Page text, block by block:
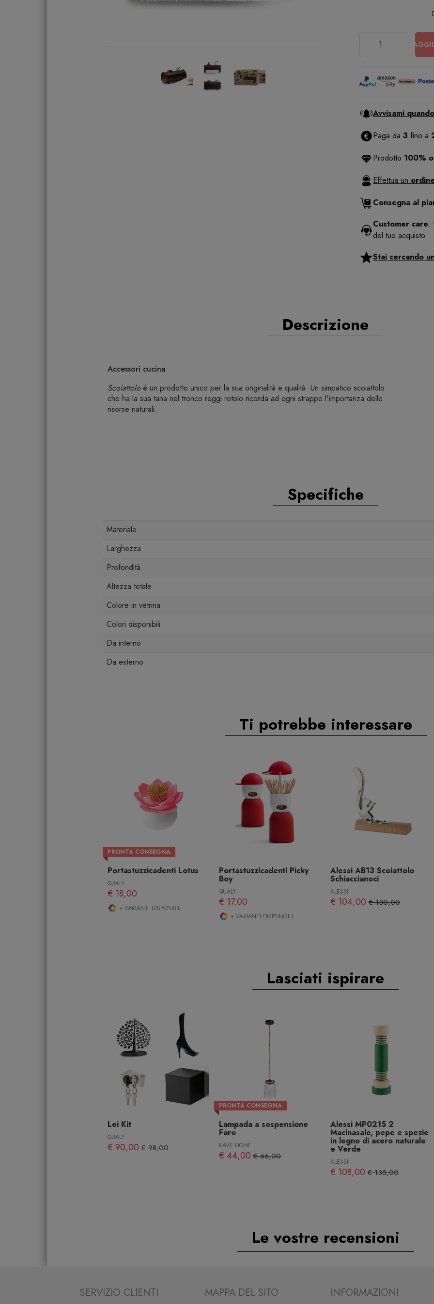
Avvisami
Paga da 3 fino a
Prodotto 100%
Effettua un
Consegna al
Customer care:
del tuo acquisto
Stai cercando
Descrizione
Accessori cucina
Scoiattolo è un prodotto unico per la sua originalità e qualità. Un simpatico scoiattolo
che ha la sua tana nel tronco reggi rotolo ricorda ad ogni strappo l'importanza delle
risorse naturali.
Specifiche
Materiale
Larghezza
Profondità
Altezza totale
Colore in vetrina
Colori disponibili
Da interno
Da esterno
Ti potrebbe interessare
PRONTA CONSEGNA
Portastuzzicadenti Lotus
QUALY
€ 18,00
+ VARIANTI DISPONIBILI
Portastuzzicadenti Picky
Boy
QUALY
€ 17,00
+ VARIANTI DISPONIBILI
Alessi AB13 Scoiattolo
Schiaccianoci
ALESSI
€ 104,00 € 130,00
Lasciati ispirare
Lei Kit
QUALY
€ 90,00 € 98,00
PRONTA CONSEGNA
Lampada a sospensione
Faro
KAVE HOME
€ 44,00 € 66,00
Alessi MP0215 2
Macinasale, pepe e spezie
in legno di acero naturale
e Verde
ALESSI
€ 108,00 € 135,00
Le vostre recensioni
SERVIZIO CLIENTI MAPPA DEL SITO INFORMAZIONI